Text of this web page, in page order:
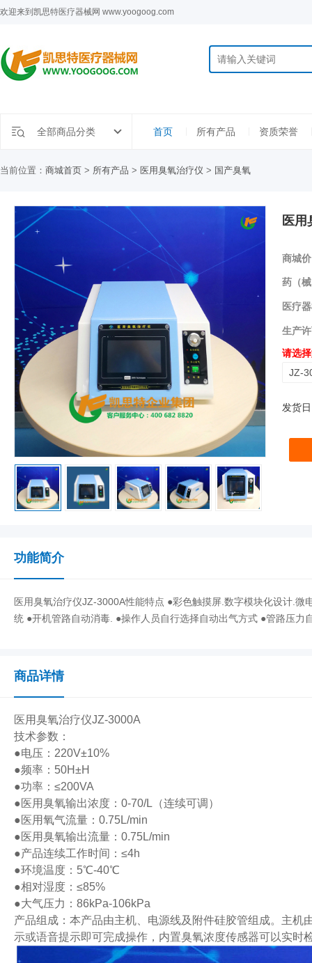
欢迎来到凯思特医疗器械网 www.yoogoog.com
全部商品分类 首页 所有产品 资质荣誉
当前位置： 商城首页 > 所有产品 > 医用臭氧治疗仪 > 国产臭氧
医用
商城
药（
医疗
生产
请选
JZ-
发货
功能简介
医用臭氧治疗仪JZ-3000A性能特点 ●彩色触摸屏.数字模块化设计.
统 ●开机管路自动消毒. ●操作人员自行选择自动出气方式 ●管路压力
商品详情
医用臭氧治疗仪JZ-3000A
技术参数：
●电压：220V±10%
●频率：50H±H
●功率：≤200VA
●医用臭氧输出浓度：0-70/L（连续可调）
●医用氧气流量：0.75L/min
●医用臭氧输出流量：0.75L/min
●产品连续工作时间：≤4h
●环境温度：5℃-40℃
●相对湿度：≤85%
●大气压力：86kPa-106kPa
产品组成：本产品由主机、电源线及附件硅胶管组成。主
示或语音提示即可完成操作，内置臭氧浓度传感器可以实